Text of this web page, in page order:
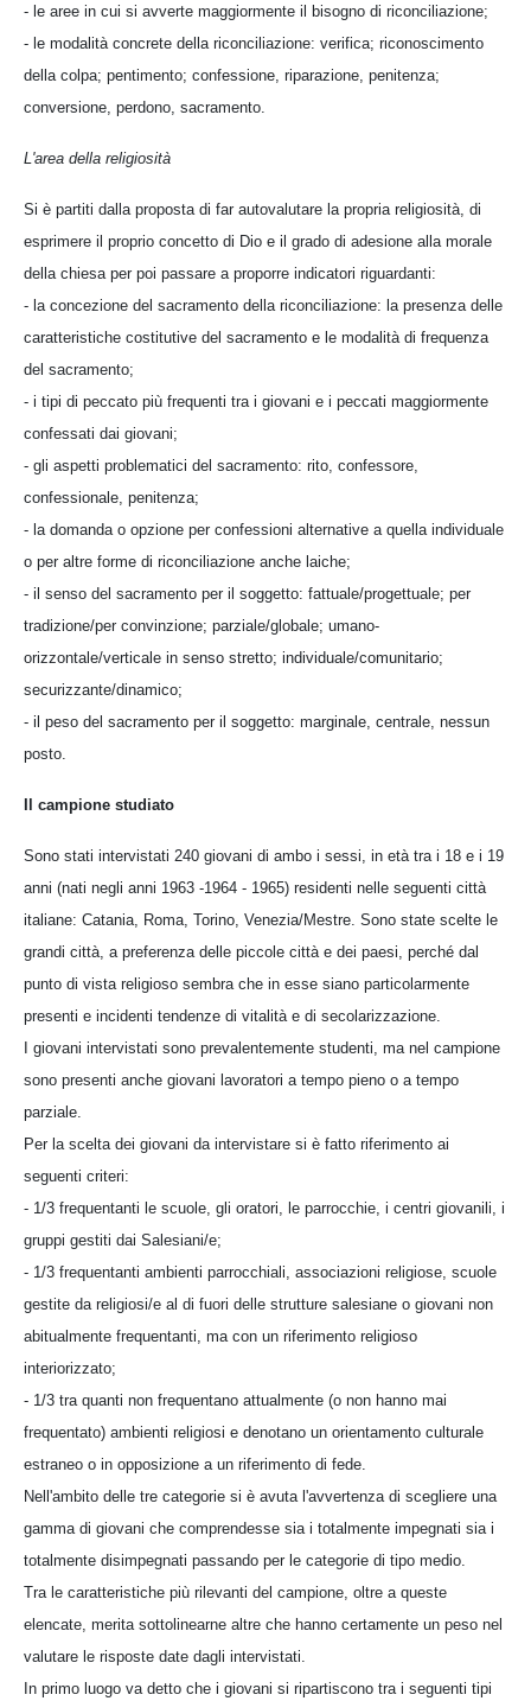
- le aree in cui si avverte maggiormente il bisogno di riconciliazione;
- le modalità concrete della riconciliazione: verifica; riconoscimento
della colpa; pentimento; confessione, riparazione, penitenza;
conversione, perdono, sacramento.
L'area della religiosità
Si è partiti dalla proposta di far autovalutare la propria religiosità, di
esprimere il proprio concetto di Dio e il grado di adesione alla morale
della chiesa per poi passare a proporre indicatori riguardanti:
- la concezione del sacramento della riconciliazione: la presenza delle
caratteristiche costitutive del sacramento e le modalità di frequenza
del sacramento;
- i tipi di peccato più frequenti tra i giovani e i peccati maggiormente
confessati dai giovani;
- gli aspetti problematici del sacramento: rito, confessore,
confessionale, penitenza;
- la domanda o opzione per confessioni alternative a quella individuale
o per altre forme di riconciliazione anche laiche;
- il senso del sacramento per il soggetto: fattuale/progettuale; per
tradizione/per convinzione; parziale/globale; umano-
orizzontale/verticale in senso stretto; individuale/comunitario;
securizzante/dinamico;
- il peso del sacramento per il soggetto: marginale, centrale, nessun
posto.
Il campione studiato
Sono stati intervistati 240 giovani di ambo i sessi, in età tra i 18 e i 19
anni (nati negli anni 1963 -1964 - 1965) residenti nelle seguenti città
italiane: Catania, Roma, Torino, Venezia/Mestre. Sono state scelte le
grandi città, a preferenza delle piccole città e dei paesi, perché dal
punto di vista religioso sembra che in esse siano particolarmente
presenti e incidenti tendenze di vitalità e di secolarizzazione.
I giovani intervistati sono prevalentemente studenti, ma nel campione
sono presenti anche giovani lavoratori a tempo pieno o a tempo
parziale.
Per la scelta dei giovani da intervistare si è fatto riferimento ai
seguenti criteri:
- 1/3 frequentanti le scuole, gli oratori, le parrocchie, i centri giovanili, i
gruppi gestiti dai Salesiani/e;
- 1/3 frequentanti ambienti parrocchiali, associazioni religiose, scuole
gestite da religiosi/e al di fuori delle strutture salesiane o giovani non
abitualmente frequentanti, ma con un riferimento religioso
interiorizzato;
- 1/3 tra quanti non frequentano attualmente (o non hanno mai
frequentato) ambienti religiosi e denotano un orientamento culturale
estraneo o in opposizione a un riferimento di fede.
Nell'ambito delle tre categorie si è avuta l'avvertenza di scegliere una
gamma di giovani che comprendesse sia i totalmente impegnati sia i
totalmente disimpegnati passando per le categorie di tipo medio.
Tra le caratteristiche più rilevanti del campione, oltre a queste
elencate, merita sottolinearne altre che hanno certamente un peso nel
valutare le risposte date dagli intervistati.
In primo luogo va detto che i giovani si ripartiscono tra i seguenti tipi